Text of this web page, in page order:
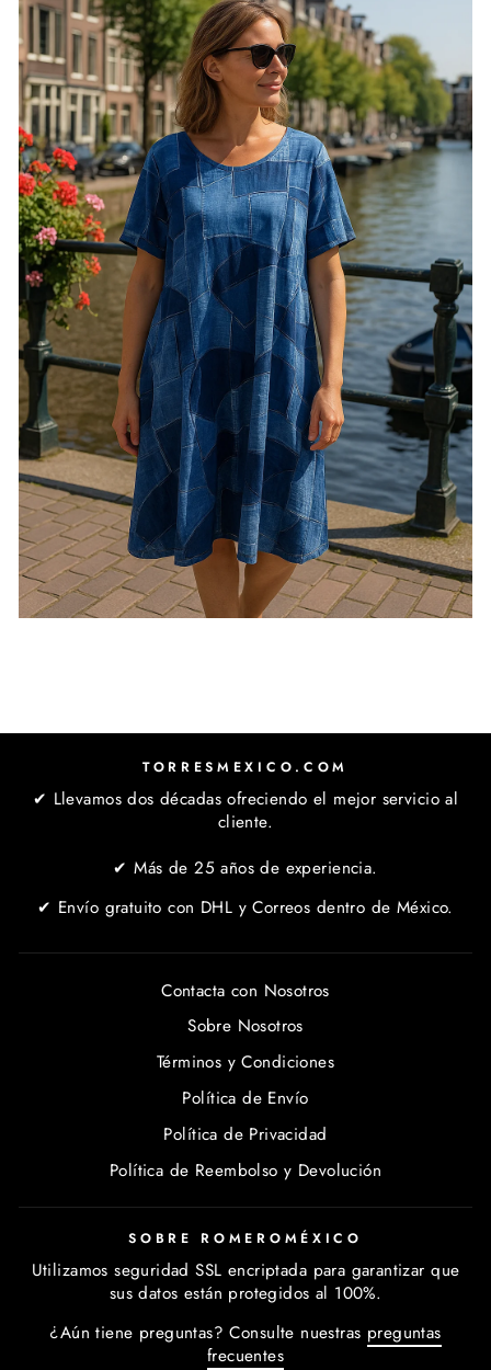
TORRESMEXICO.COM
✔ Llevamos dos décadas ofreciendo el mejor servicio al
cliente.
✔ Más de 25 años de experiencia.
✔ Envío gratuito con DHL y Correos dentro de México.
Contacta con Nosotros
Sobre Nosotros
Términos y Condiciones
Política de Envío
Política de Privacidad
Política de Reembolso y Devolución
SOBRE ROMEROMÉXICO
Utilizamos seguridad SSL encriptada para garantizar que
sus datos están protegidos al 100%.
¿Aún tiene preguntas? Consulte nuestras preguntas
frecuentes